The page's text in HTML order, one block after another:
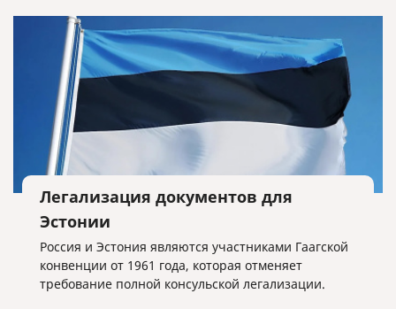
Легализация документов для
Эстонии
Россия и Эстония являются участниками Гаагской
конвенции от 1961 года, которая отменяет
требование полной консульской легализации.